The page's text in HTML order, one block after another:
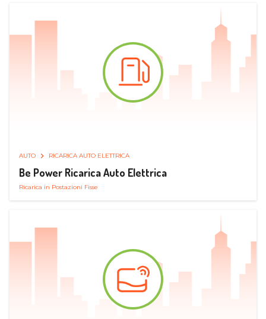
AUTO RICARICA AUTO ELETTRICA
Be Power Ricarica Auto Elettrica
Ricarica in Postazioni Fisse